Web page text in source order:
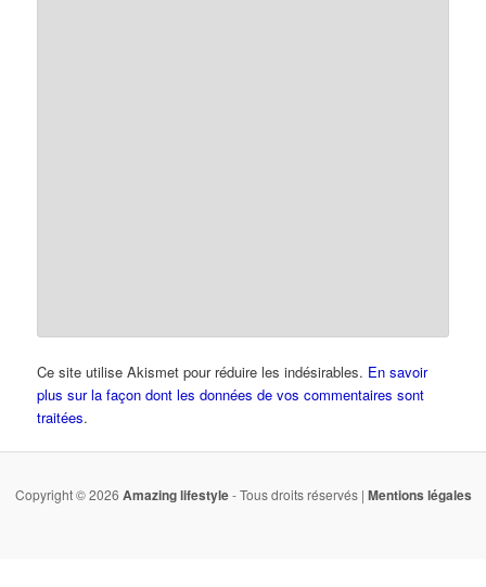
Ce site utilise Akismet pour réduire les indésirables. En savoir
plus sur la façon dont les données de vos commentaires sont
traitées.
Copyright © 2026 Amazing lifestyle- Tous droits réservés | Mentions légales